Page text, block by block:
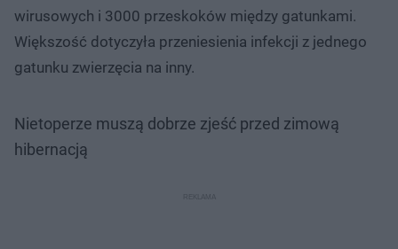
wirusowych i 3000 przeskoków między gatunkami.
Większość dotyczyła przeniesienia infekcji z jednego
gatunku zwierzęcia na inny.
Nietoperze muszą dobrze zjeść przed zimową
hibernacją